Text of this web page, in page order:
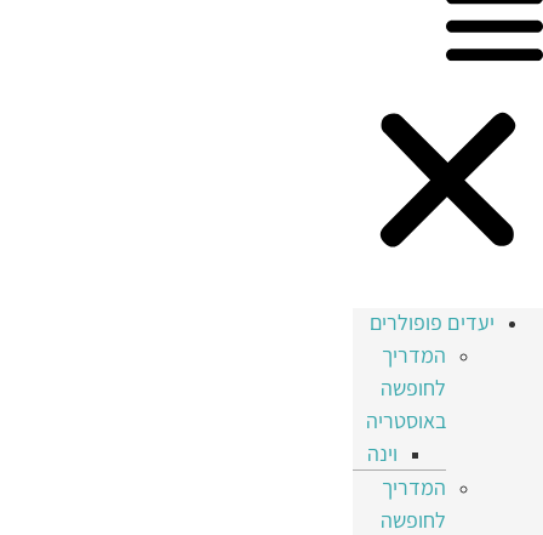
יעדים פופולרים
המדריך
לחופשה
באוסטריה
וינה
המדריך
לחופשה